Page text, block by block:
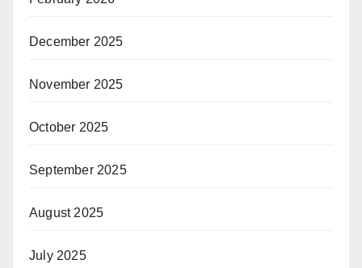
December 2025
November 2025
October 2025
September 2025
August 2025
July 2025